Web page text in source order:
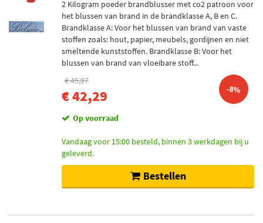
2 Kilogram poeder brandblusser met co2 patroon voor
het blussen van brand in de brandklasse A, B en C.
Brandklasse A: Voor het blussen van brand van vaste
stoffen zoals: hout, papier, meubels, gordijnen en niet
smeltende kunststoffen. Brandklasse B: Voor het
blussen van brand van vloeibare stoff...
€ 45,97
€ 42,29 -8%
Op voorraad
Vandaag voor 15:00 besteld, binnen 3 werkdagen bij u
geleverd.
Bestellen